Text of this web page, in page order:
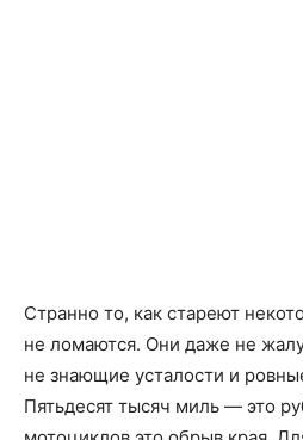
Странно то, как стареют
не ломаются. Они даже не
не знающие усталости и
Пятьдесят тысяч миль — это